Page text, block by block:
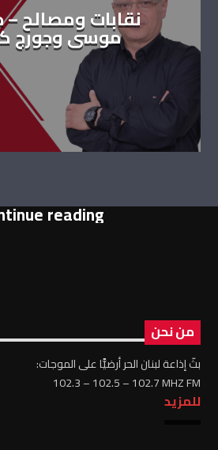
نقابات ومصالح –
موسى وجورج
reading
من نحن
بثّ إذاعة لبنان الحر أرضيًّا على الموجات:
102.3 – 102.5 – 102.7 MHZ FM
للمزيد